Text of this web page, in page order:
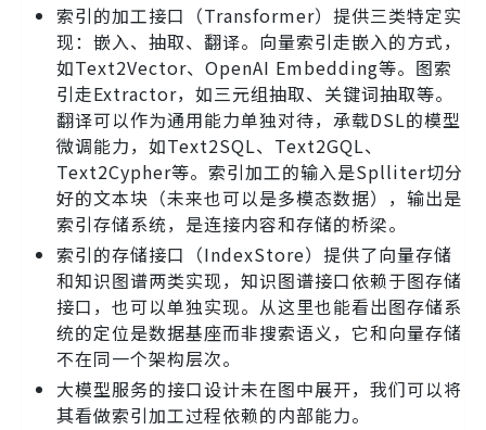
索引的加工接口（Transformer）提供三类特定实
现：嵌入、抽取、翻译。向量索引走嵌入的方式，
如Text2Vector、OpenAI Embedding等。图索
引走Extractor，如三元组抽取、关键词抽取等。
翻译可以作为通用能力单独对待，承载DSL的模型
微调能力，如Text2SQL、Text2GQL、
Text2Cypher等。索引加工的输入是Splliter切分
好的文本块（未来也可以是多模态数据），输出是
索引存储系统，是连接内容和存储的桥梁。
索引的存储接口（IndexStore）提供了向量存储
和知识图谱两类实现，知识图谱接口依赖于图存储
接口，也可以单独实现。从这里也能看出图存储系
统的定位是数据基座而非搜索语义，它和向量存储
不在同一个架构层次。
大模型服务的接口设计未在图中展开，我们可以将
其看做索引加工过程依赖的内部能力。